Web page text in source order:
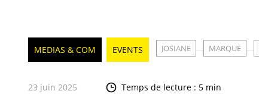
MEDIAS & COM EVENTS JOSIANE MARQUE
23 juin 2025 Temps de lecture : 5 min